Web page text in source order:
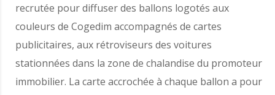
recrutée pour diffuser des ballons logotés aux
couleurs de Cogedim accompagnés de cartes
publicitaires, aux rétroviseurs des voitures
stationnées dans la zone de chalandise du promoteur
immobilier. La carte accrochée à chaque ballon a pour